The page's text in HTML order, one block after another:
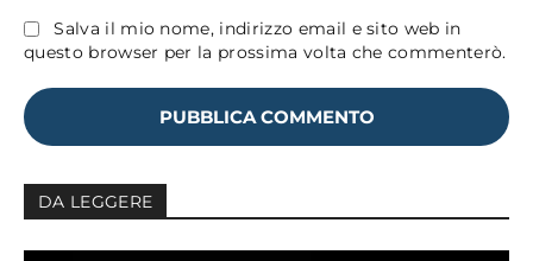
Salva il mio nome, indirizzo email e sito web in
questo browser per la prossima volta che commenterò.
DA LEGGERE